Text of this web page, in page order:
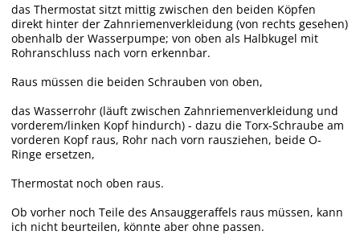
das Thermostat sitzt mittig zwischen den beiden Köpfen
direkt hinter der Zahnriemenverkleidung (von rechts gesehen)
obenhalb der Wasserpumpe; von oben als Halbkugel mit
Rohranschluss nach vorn erkennbar.
Raus müssen die beiden Schrauben von oben,
das Wasserrohr (läuft zwischen Zahnriemenverkleidung und
vorderem/linken Kopf hindurch) - dazu die Torx-Schraube am
vorderen Kopf raus, Rohr nach vorn rausziehen, beide O-
Ringe ersetzen,
Thermostat noch oben raus.
Ob vorher noch Teile des Ansauggeraffels raus müssen, kann
ich nicht beurteilen, könnte aber ohne passen.